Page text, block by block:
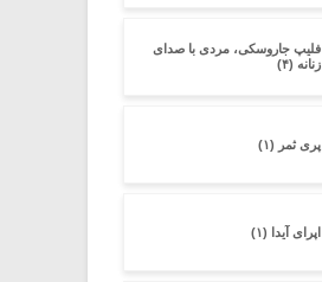
فلیپ جاروسکی، مردی با صدای
زنانه (۴)
پری ثمر (۱)
اپرای آیدا (۱)